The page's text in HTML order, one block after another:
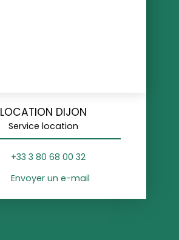
LOCATION DIJON
Service location
+33 3 80 68 00 32
Envoyer un e-mail